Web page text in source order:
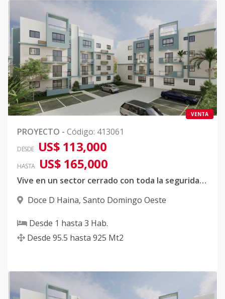
VENTA
PROYECTO - Código: 413061
DESDE US$ 113,000
HASTA US$ 165,000
Vive en un sector cerrado con toda la seguridad y tranquilidad sin contaminación sonica, ambiental y atmosferica
Doce D Haina, Santo Domingo Oeste
Desde 1 hasta 3 Hab.
Desde 95.5 hasta 925 Mt2